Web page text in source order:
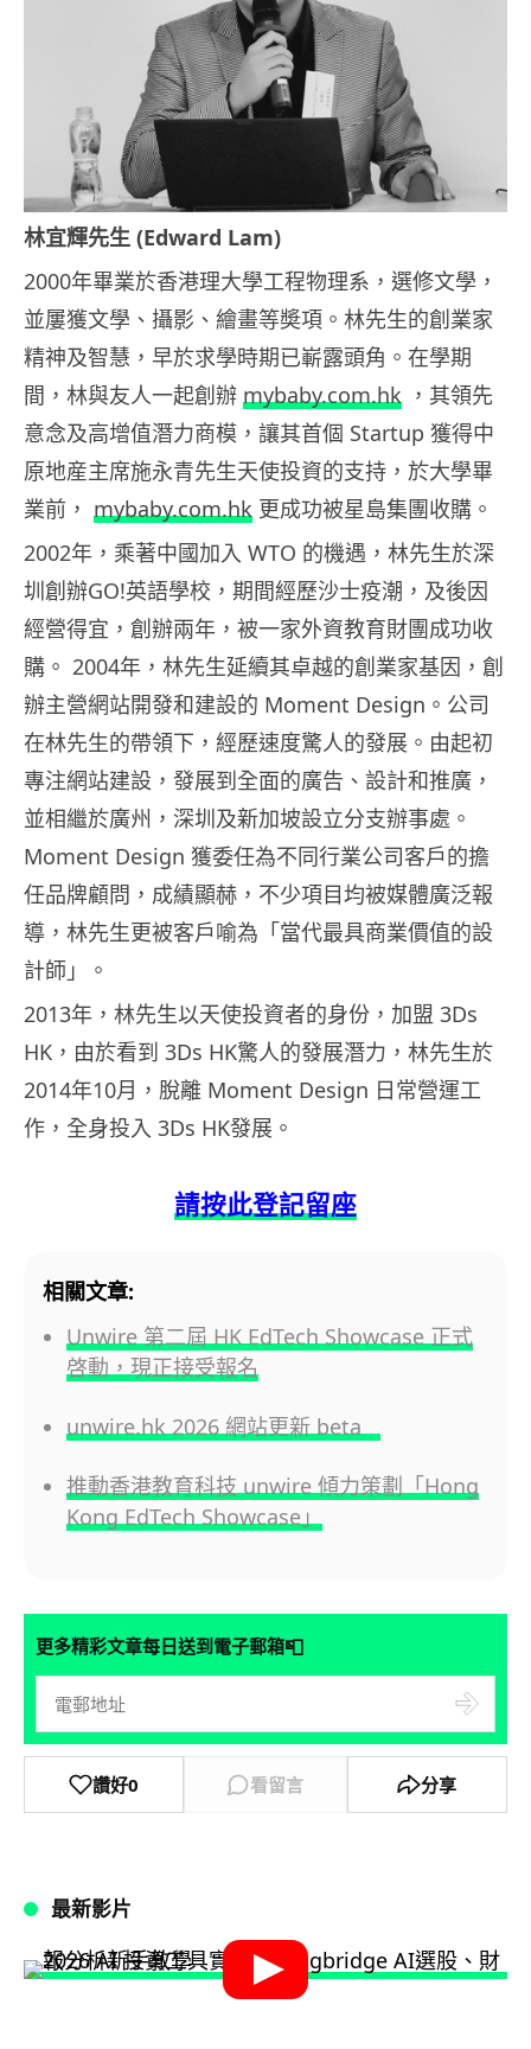
林宜輝先生 (Edward Lam)
2000年畢業於香港理大學工程物理系，選修文學，
並屢獲文學、攝影、繪畫等奬項。林先生的創業家
精神及智慧，早於求學時期已嶄露頭角。在學期
間，林與友人一起創辦 mybaby.com.hk ，其領先
意念及高增值潛力商模，讓其首個 Startup 獲得中
原地産主席施永青先生天使投資的支持，於大學畢
業前， mybaby.com.hk 更成功被星島集團收購。
2002年，乘著中國加入 WTO 的機遇，林先生於深
圳創辦GO!英語學校，期間經歷沙士疫潮，及後因
經營得宜，創辦兩年，被一家外資教育財團成功收
購。 2004年，林先生延續其卓越的創業家基因，創
辦主營網站開發和建設的 Moment Design。公司
在林先生的帶領下，經歷速度驚人的發展。由起初
專注網站建設，發展到全面的廣告、設計和推廣，
並相繼於廣州，深圳及新加坡設立分支辦事處。
Moment Design 獲委任為不同行業公司客戶的擔
任品牌顧問，成績顯赫，不少項目均被媒體廣泛報
導，林先生更被客戶喻為「當代最具商業價值的設
計師」。
2013年，林先生以天使投資者的身份，加盟 3Ds
HK，由於看到 3Ds HK驚人的發展潛力，林先生於
2014年10月，脫離 Moment Design 日常營運工
作，全身投入 3Ds HK發展。
請按此登記留座
相關文章:
Unwire 第二屆 HK EdTech Showcase 正式
啓動，現正接受報名
unwire.hk 2026 網站更新 beta
推動香港教育科技 unwire 傾力策劃「Hong
Kong EdTech Showcase」
更多精彩文章每日送到電子郵箱📮
讚好0 看留言 分享
最新影片